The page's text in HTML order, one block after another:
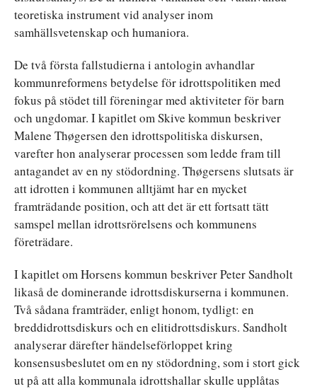
teoretiska instrument vid analyser inom
samhällsvetenskap och humaniora.
De två första fallstudierna i antologin avhandlar
kommunreformens betydelse för idrottspolitiken med
fokus på stödet till föreningar med aktiviteter för barn
och ungdomar. I kapitlet om Skive kommun beskriver
Malene Thøgersen den idrottspolitiska diskursen,
varefter hon analyserar processen som ledde fram till
antagandet av en ny stödordning. Thøgersens slutsats är
att idrotten i kommunen alltjämt har en mycket
framträdande position, och att det är ett fortsatt tätt
samspel mellan idrottsrörelsens och kommunens
företrädare.
I kapitlet om Horsens kommun beskriver Peter Sandholt
likaså de dominerande idrottsdiskurserna i kommunen.
Två sådana framträder, enligt honom, tydligt: en
breddidrottsdiskurs och en elitidrottsdiskurs. Sandholt
analyserar därefter händelseförloppet kring
konsensusbeslutet om en ny stödordning, som i stort gick
ut på att alla kommunala idrottshallar skulle upplåtas